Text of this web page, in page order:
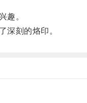
趣。
刻的烙印。